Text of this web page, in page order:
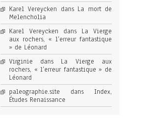
Karel Vereycken dans La mort de
Melencholia
Karel Vereycken dans La Vierge
aux rochers, « l’erreur fantastique
» de Léonard
Virginie dans La Vierge aux
rochers, « l’erreur fantastique » de
Léonard
paleographie.site dans Index,
Études Renaissance